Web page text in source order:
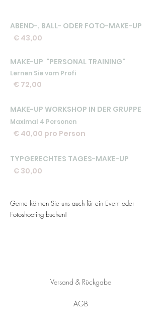
ABEND-, BALL- ODER FOTO-MAKE-UP
€ 43,00
MAKE-UP "PERSONAL TRAINING"
Lernen Sie vom Profi
€ 72,00
MAKE-UP WORKSHOP IN DER GRUPPE
Maximal 4 Personen
€ 40,00 pro Person
TYPGERECHTES TAGES-MAKE-UP
€ 30,00
Gerne können Sie uns auch für ein Event oder
Fotoshooting buchen!
Versand & Rückgabe
AGB